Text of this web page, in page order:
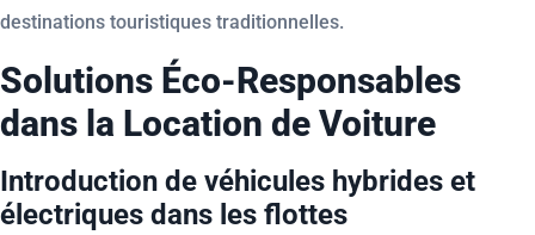
destinations touristiques traditionnelles.
Solutions Éco-Responsables
dans la Location de Voiture
Introduction de véhicules hybrides et
électriques dans les flottes